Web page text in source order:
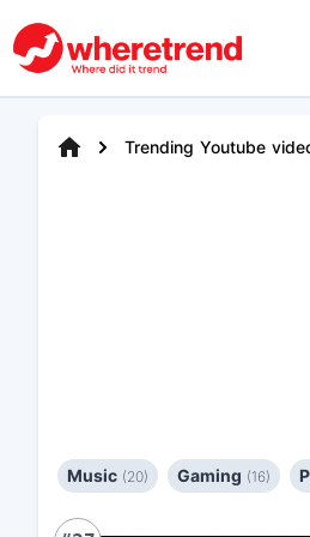
Trending Youtube
Music (20) Gaming (16)